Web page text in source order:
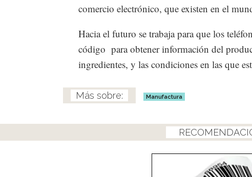
comercio electrónico, que existen en el
Hacia el futuro se trabaja para que los
código para obtener información del
ingredientes, y las condiciones en las que
Manufactura